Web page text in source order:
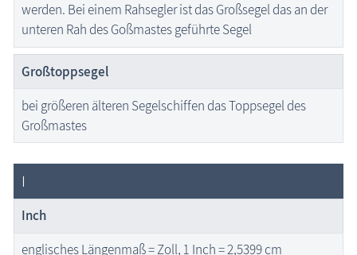
werden. Bei einem Rahsegler ist das Großsegel das an der
unteren Rah des Goßmastes geführte Segel
Großtoppsegel
bei größeren älteren Segelschiffen das Toppsegel des
Großmastes
I
Inch
englisches Längenmaß = Zoll, 1 Inch = 2,5399 cm